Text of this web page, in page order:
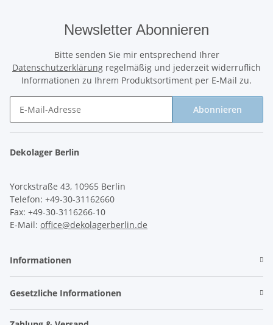
Newsletter Abonnieren
Bitte senden Sie mir entsprechend Ihrer
Datenschutzerklärung regelmäßig und jederzeit widerruflich
Informationen zu Ihrem Produktsortiment per E-Mail zu.
Abonnieren
Dekolager Berlin
Yorckstraße 43, 10965 Berlin
Telefon: +49-30-31162660
Fax: +49-30-3116266-10
E-Mail: office@dekolagerberlin.de
Informationen
Gesetzliche Informationen